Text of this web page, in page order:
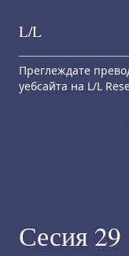
Skip to content
L/L
Преглеждате
уебсайта на L/L
Сесия 29